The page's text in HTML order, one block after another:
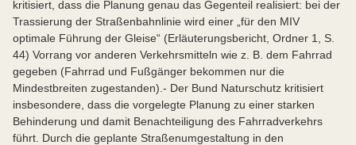
kritisiert, dass die Planung genau das Gegenteil realisiert: bei der
Trassierung der Straßenbahnlinie wird einer „für den MIV
optimale Führung der Gleise“ (Erläuterungsbericht, Ordner 1, S.
44) Vorrang vor anderen Verkehrsmitteln wie z. B. dem Fahrrad
gegeben (Fahrrad und Fußgänger bekommen nur die
Mindestbreiten zugestanden).- Der Bund Naturschutz kritisiert
insbesondere, dass die vorgelegte Planung zu einer starken
Behinderung und damit Benachteiligung des Fahrradverkehrs
führt. Durch die geplante Straßenumgestaltung in den